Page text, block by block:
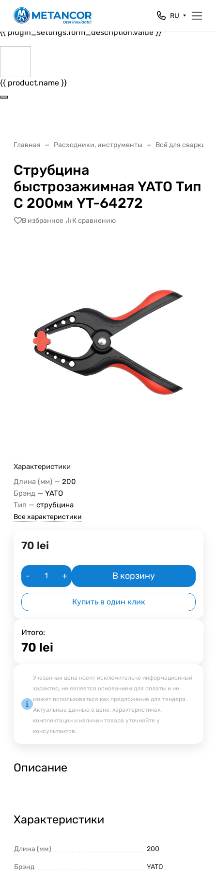
Close
{{ plugin_settings.form_header.value }}
{{ plugin_settings.form_description.value }}
{{ product.name }}
RU
Главная Расходники, инструменты Всё для сварки
Струбцина
быстрозажимная YATO Тип
C 200мм YT-64272
В избранное К сравнению
Характеристики
Длина (мм) — 200
Брэнд — YATO
Тип — струбцина
Все характеристики
70 lei
- + В корзину
Купить в один клик
Итого:
70 lei
Указанная цена носит исключительно информационный
характер, не является основанием для оплаты и не
может использоваться как предложение для тендера.
Актуальные данные о цене, характеристиках,
комплектации и наличии товара уточняйте у
консультантов.
Описание
Характеристики
Длина (мм) 200
Брэнд YATO